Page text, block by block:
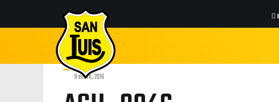
9 enero, 2016